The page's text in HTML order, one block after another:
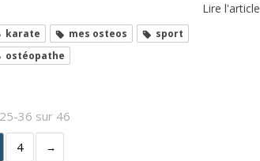
Lire l'article
karate mes osteos
sport
ostéopathe
36 sur 46
4